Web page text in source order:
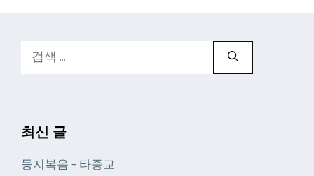
색:
최신 글
둥지복음 – 타종교